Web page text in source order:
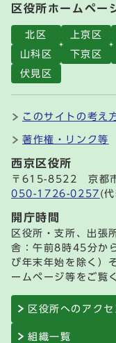
区役所ホームペー
北区 上京区
山科区
下京区
伏見区
このサイトの考え
著作権・リンク等
西京区役所
〒615-8522 京都
050-1726-0257 (
開庁時間
区役所・支所、出
舎：午前8時45分か
び年末年始を除く）
ームページ等をご覧
区役所へのアクセ
組織一覧